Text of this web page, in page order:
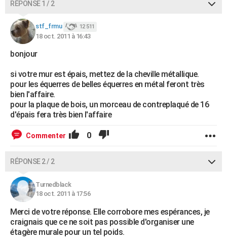
RÉPONSE 1 / 2
stf_frmu 12 511
18 oct. 2011 à 16:43
bonjour
si votre mur est épais, mettez de la cheville métallique.
pour les équerres de belles équerres en métal feront très
bien l'affaire.
pour la plaque de bois, un morceau de contreplaqué de 16
d'épais fera très bien l'affaire
Commenter 0
RÉPONSE 2 / 2
Turnedblack
18 oct. 2011 à 17:56
Merci de votre réponse. Elle corrobore mes espérances, je
craignais que ce ne soit pas possible d'organiser une
étagère murale pour un tel poids.